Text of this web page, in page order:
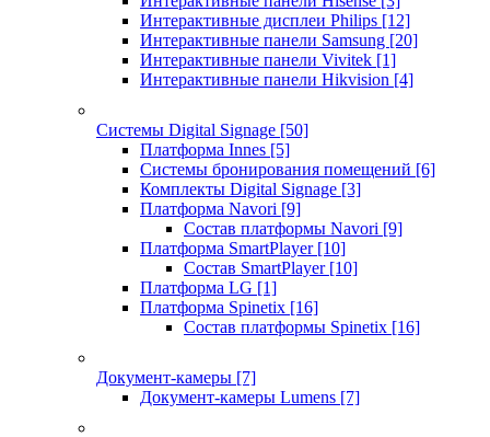
Интерактивные дисплеи Philips [12]
Интерактивные панели Samsung [20]
Интерактивные панели Vivitek [1]
Интерактивные панели Hikvision [4]
Системы Digital Signage [50]
Платформа Innes [5]
Системы бронирования помещений [6]
Комплекты Digital Signage [3]
Платформа Navori [9]
Состав платформы Navori [9]
Платформа SmartPlayer [10]
Состав SmartPlayer [10]
Платформа LG [1]
Платформа Spinetix [16]
Состав платформы Spinetix [16]
Документ-камеры [7]
Документ-камеры Lumens [7]